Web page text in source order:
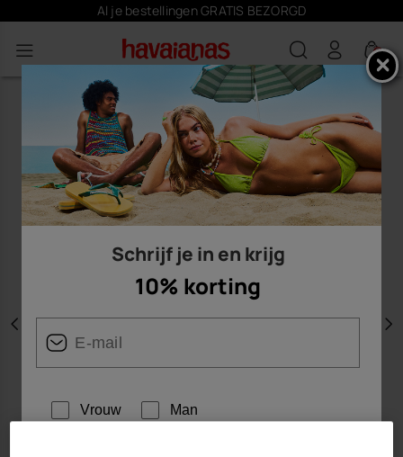
Al je bestellingen GRATIS BEZORGD
0
Vorige
Schrijf je in en krijg
10% korting
Vrouw Man